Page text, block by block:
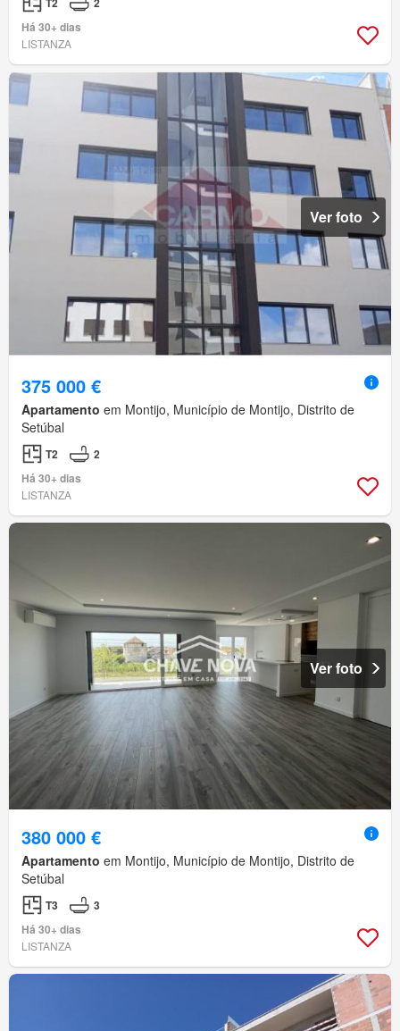
Há 30+ dias
LISTANZA
Ver foto
375 000 €
Apartamento em Montijo, Município de Montijo, Distrito de
Setúbal
T2
2
Há 30+ dias
LISTANZA
Ver foto
380 000 €
Apartamento em Montijo, Município de Montijo, Distrito de
Setúbal
T3
3
Há 30+ dias
LISTANZA